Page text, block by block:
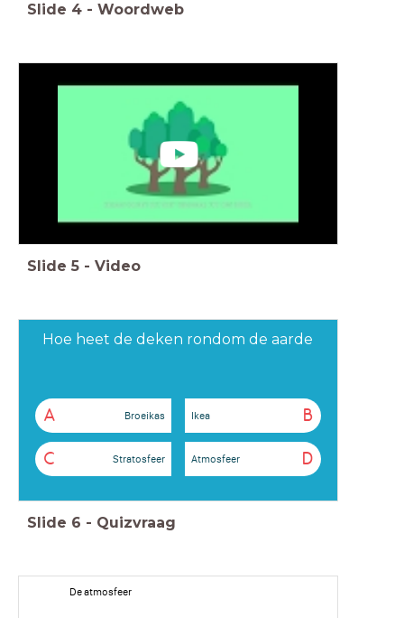
Slide 4 - Woordweb
Slide 5 - Video
Hoe heet de deken rondom de aarde
A Broeikas B
Ikea
C Stratosfeer D
Atmosfeer
Slide 6 - Quizvraag
De atmosfeer